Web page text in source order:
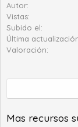
Autor
Vistas
Subido el
Última
Valoración
Mas recursos